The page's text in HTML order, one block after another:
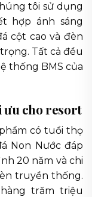
tôi sử dụng
hợp ánh sáng
cột cao và đèn
Tất cả đều
thống BMS của
ưu cho resort
có tuổi thọ
Non Nước đáp
20 năm và chi
truyền thống.
trăm triệu